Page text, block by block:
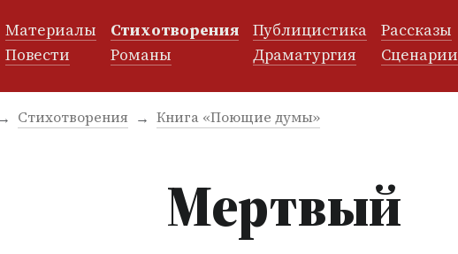
Материалы Стихотворения Публицистика
Рассказы
Повести
Романы Драматургия Сценарии
Стихотворения Книга «Поющие думы»
Мертвый